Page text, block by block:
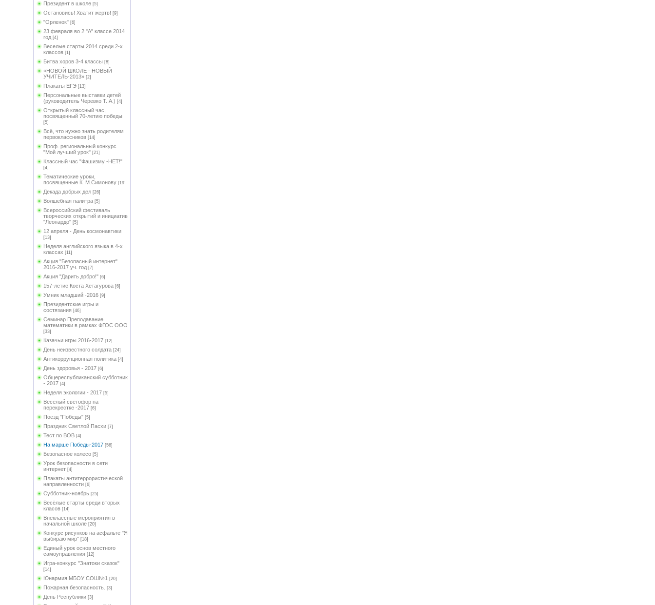
Президент в школе [5]
Остановись! Хватит жертв! [9]
"Орленок" [6]
23 февраля во 2 "А" классе 2014
год [4]
Веселые старты 2014 среди 2-х
классов [1]
Битва хоров 3-4 классы [8]
«НОВОЙ ШКОЛЕ - НОВЫЙ
УЧИТЕЛЬ-2013» [2]
Плакаты ЕГЭ [13]
Персональные выставки детей
(руководитель Черевко Т. А.) [4]
Открытый классный час,
посвященный 70-летию победы
[5]
Всё, что нужно знать родителям
первоклассников [14]
Проф. региональный конкурс
"Мой лучший урок" [21]
Классный час "Фашизму -НЕТ!"
[4]
Тематические уроки,
посвященные К. М.Симонову [19]
Декада добрых дел [26]
Волшебная палитра [5]
Всероссийский фестиваль
творческих открытий и инициатив
"Леонардо" [5]
12 апреля - День космонавтики
[13]
Неделя английского языка в 4-х
классах [11]
Акция "Безопасный интернет"
2016-2017 уч. год [7]
Акция "Дарить добро!" [6]
157-летие Коста Хетагурова [6]
Умник младший -2016 [9]
Президентские игры и
состязания [46]
Семинар Преподавание
математики в рамках ФГОС ООО
[33]
Казачьи игры 2016-2017 [12]
День неизвестного солдата [24]
Антикоррупционная политика [4]
День здоровья - 2017 [6]
Общереспубликанский субботник
- 2017 [4]
Неделя экологии - 2017 [5]
Веселый светофор на
перекрестке -2017 [6]
Поезд "Победы" [5]
Праздник Светлой Пасхи [7]
Тест по ВОВ [4]
На марше Победы-2017 [56]
Безопасное колесо [5]
Урок безопасности в сети
интернет [4]
Плакаты антитеррористической
направленности [6]
Субботник-ноябрь [25]
Весёлые старты среди вторых
класов [14]
Внеклассные мероприятия в
начальной школе [20]
Конкурс рисунков на асфальте "Я
выбираю мир" [18]
Единый урок основ местного
самоуправления [12]
Игра-конкурс "Знатоки сказок"
[14]
Юнармия МБОУ СОШ№1 [20]
Пожарная безопасность. [3]
День Республики [3]